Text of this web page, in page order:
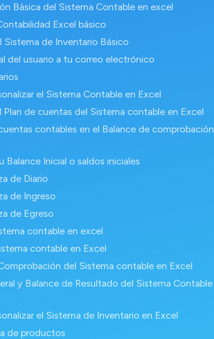
Básica del Sistema Contable en excel
Excel básico
Sistema de Inventario Básico
del usuario a tu correo electrónico
el Sistema Contable en Excel
Plan de cuentas del Sistema contable en Excel
contables en el Balance de comprobación
Balance Inicial o saldos iniciales
de Diario
de Ingreso
de Egreso
contable en excel
contable en Excel
del Sistema contable en Excel
y Balance de Resultado del Sistema Contable
el Sistema de Inventario en Excel
de productos